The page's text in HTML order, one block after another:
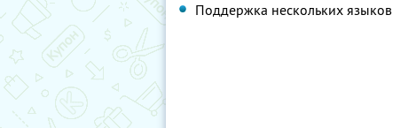
Поддержка нескольких языков